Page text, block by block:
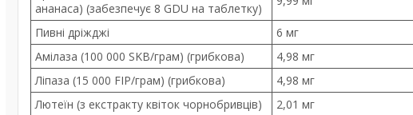
ананаса) (забезпечує 8 GDU на таблетку)
Пивні дріжджі 6 мг
Амілаза (100 000 SKB/грам) (грибкова)
4,98 мг
Ліпаза (15 000 FIP/грам) (грибкова)
4,98 мг
Лютеїн (з екстракту квіток чорнобривців)
2,01 мг